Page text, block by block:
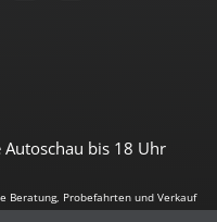
bis 18 Uhr
Beratung, Probefahrten und Verkauf